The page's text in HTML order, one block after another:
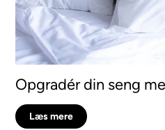
Opgradér din seng
Læs mere